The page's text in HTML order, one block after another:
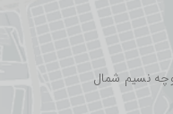
نسیم شمال